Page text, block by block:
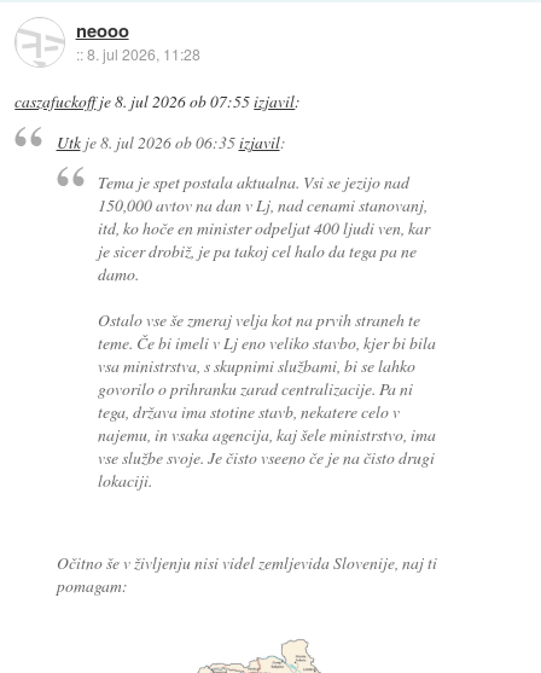
neooo
::8. jul 2026, 11:28
caszafuckoffje8. jul 2026 ob 07:55izjavil:
Utkje8. jul 2026 ob 06:35izjavil:
Tema je spet postala aktualna. Vsi se jezijo nad
150,000 avtov na dan v Lj, nad cenami stanovanj,
itd, ko hoče en minister odpeljat 400 ljudi ven, kar
je sicer drobiž, je pa takoj cel halo da tega pa ne
damo.
Ostalo vse še zmeraj velja kot na prvih straneh te
teme. Če bi imeli v Lj eno veliko stavbo, kjer bi bila
vsa ministrstva, s skupnimi službami, bi se lahko
govorilo o prihranku zarad centralizacije. Pa ni
tega, država ima stotine stavb, nekatere celo v
najemu, in vsaka agencija, kaj šele ministrstvo, ima
vse službe svoje. Je čisto vseeno če je na čisto drugi
lokaciji.
Očitno še v življenju nisi videl zemljevida Slovenije, naj ti
pomagam: